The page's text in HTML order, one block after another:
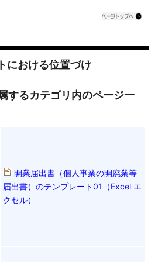
における位置づけ
するカテゴリ内のページ一
開業届出書（個人事業の開廃業等
届出書）のテンプレート01（Excel エ
クセル）